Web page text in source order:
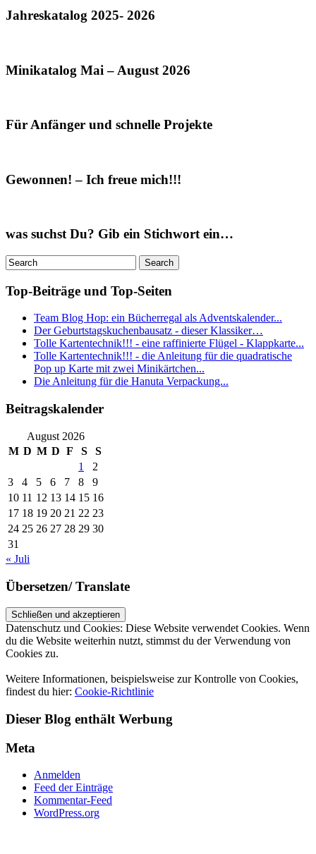
Jahreskatalog 2025- 2026
Minikatalog Mai – August 2026
Für Anfänger und schnelle Projekte
Gewonnen! – Ich freue mich!!!
was suchst Du? Gib ein Stichwort ein…
Top-Beiträge und Top-Seiten
Team Blog Hop: ein Bücherregal als Adventskalender...
Der Geburtstagskuchenbausatz - dieser Klassiker…
Tolle Kartentechnik!!! - eine raffinierte Flügel - Klappkarte...
Tolle Kartentechnik!!! - die Anleitung für die quadratische
Pop up Karte mit zwei Minikärtchen...
Die Anleitung für die Hanuta Verpackung...
Beitragskalender
August 2026
M D M D F S
S
1
2
3
4 5 6 7 8
9
10 11 12 13 14 15 16
17 18 19 20 21 22 23
24 25 26 27 28 29 30
31
« Juli
Übersetzen/ Translate
Datenschutz und Cookies: Diese Website verwendet Cookies. Wenn
du die Website weiterhin nutzt, stimmst du der Verwendung von
Cookies zu.
Weitere Informationen, beispielsweise zur Kontrolle von Cookies,
findest du hier: Cookie-Richtlinie
Dieser Blog enthält Werbung
Meta
Anmelden
Feed der Einträge
Kommentar-Feed
WordPress.org